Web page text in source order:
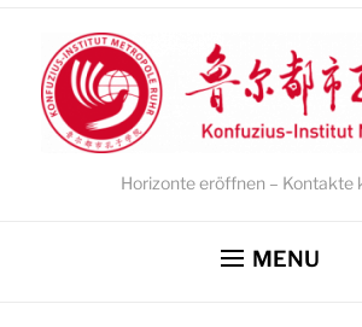
Horizonte eröffnen – Kontakte
MENU